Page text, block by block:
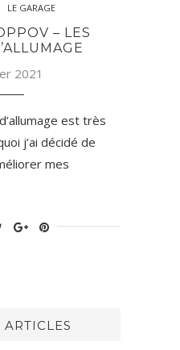
LE GARAGE
– LES
2021
est très
j’ai décidé de
mes